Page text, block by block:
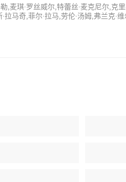
麦琪·罗丝威尔,特蕾丝·麦克尼尔,克
马奇,菲尔·拉马,劳伦·汤姆,弗兰克·